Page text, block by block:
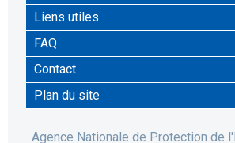
Liens utiles
FAQ
Contact
Plan du site
Agence Nationale de Protection de